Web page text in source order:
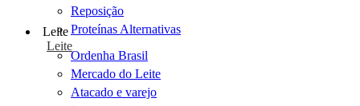
Reposição
Proteínas Alternativas
Leite
Leite
Ordenha Brasil
Mercado do Leite
Atacado e varejo